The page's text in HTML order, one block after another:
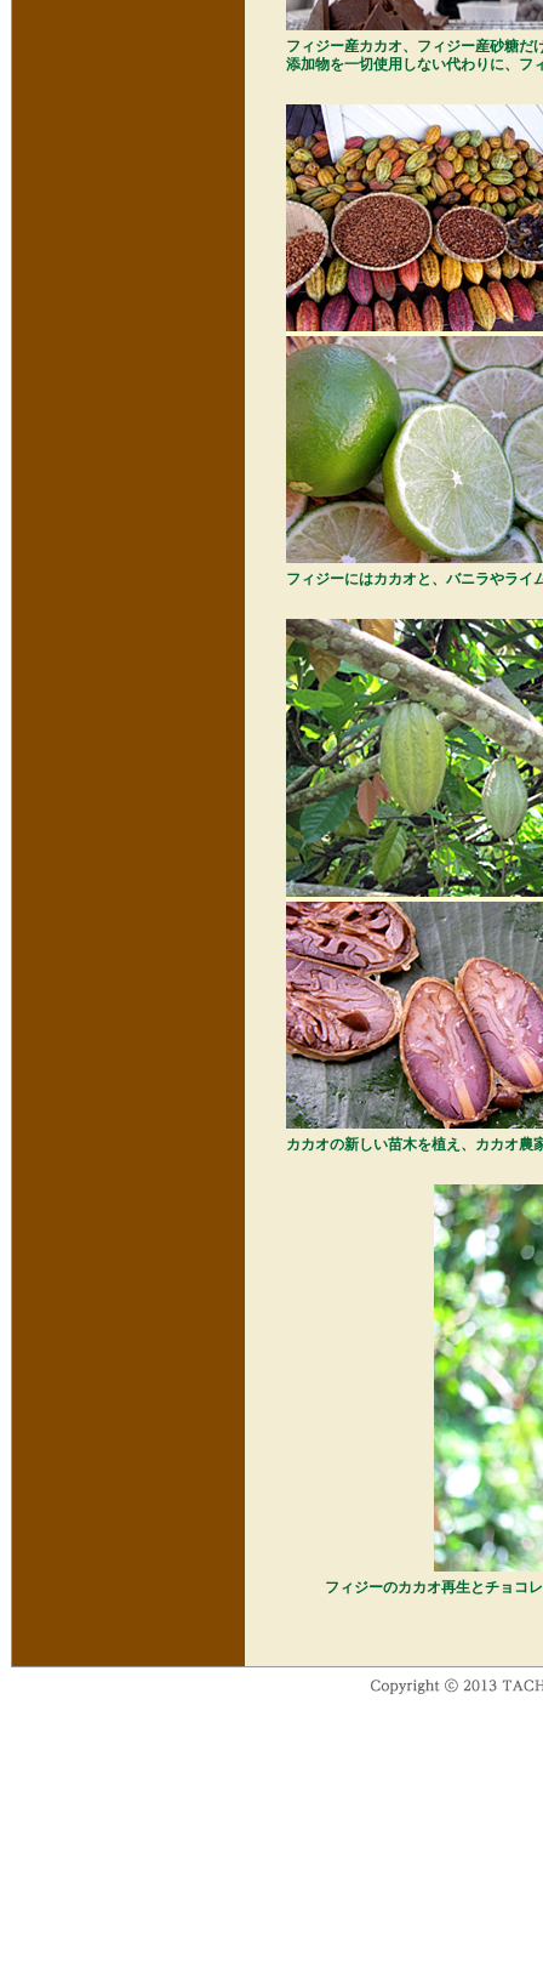
フィジー産カカオ、フィジー産砂糖
添加物を一切使用しない代わりに、
フィジーにはカカオと、バニラやライ
カカオの新しい苗木を植え、カカオ農
フィジーのカカオ再生とチョコ